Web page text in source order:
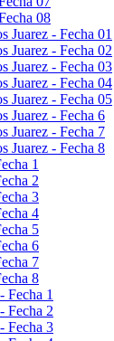
08
Juarez - Fecha 01
Juarez - Fecha 02
Juarez - Fecha 03
Juarez - Fecha 04
Juarez - Fecha 05
Juarez - Fecha 6
Juarez - Fecha 7
Juarez - Fecha 8
1
2
3
4
5
6
7
8
Fecha 1
Fecha 2
Fecha 3